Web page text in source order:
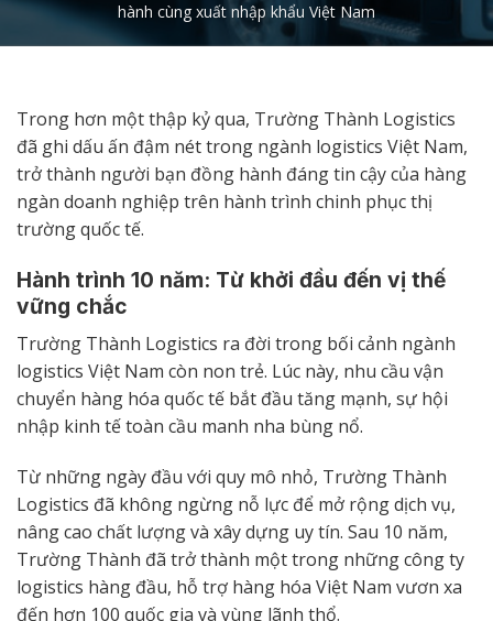
hành cùng xuất nhập khẩu Việt Nam
Trong hơn một thập kỷ qua, Trường Thành Logistics
đã ghi dấu ấn đậm nét trong ngành logistics Việt Nam,
trở thành người bạn đồng hành đáng tin cậy của hàng
ngàn doanh nghiệp trên hành trình chinh phục thị
trường quốc tế.
Hành trình 10 năm: Từ khởi đầu đến vị thế
vững chắc
Trường Thành Logistics ra đời trong bối cảnh ngành
logistics Việt Nam còn non trẻ. Lúc này, nhu cầu vận
chuyển hàng hóa quốc tế bắt đầu tăng mạnh, sự hội
nhập kinh tế toàn cầu manh nha bùng nổ.
Từ những ngày đầu với quy mô nhỏ, Trường Thành
Logistics đã không ngừng nỗ lực để mở rộng dịch vụ,
nâng cao chất lượng và xây dựng uy tín. Sau 10 năm,
Trường Thành đã trở thành một trong những công ty
logistics hàng đầu, hỗ trợ hàng hóa Việt Nam vươn xa
đến hơn 100 quốc gia và vùng lãnh thổ.